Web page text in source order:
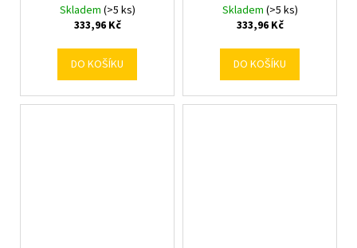
(0-3m)
Skladem (>5 ks)
333,96 Kč
DO KOŠÍKU
(3-6m)
Skladem (>5 ks)
333,96 Kč
DO KOŠÍKU